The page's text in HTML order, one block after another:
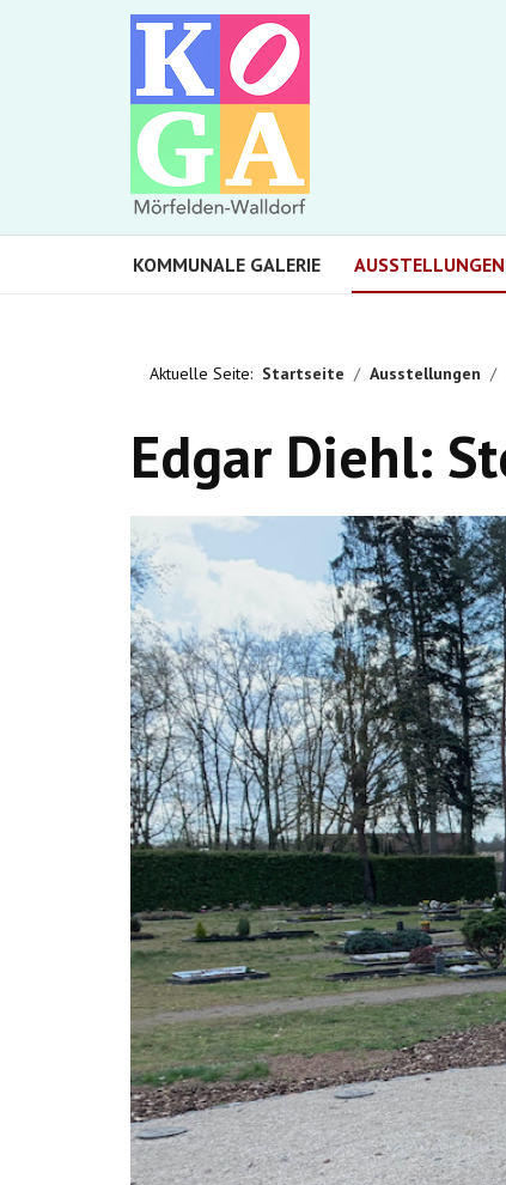
KOMMUNALE GALERIE AUSSTELLUNGEN
Aktuelle Seite: Startseite Ausstellungen
Edgar Diehl: